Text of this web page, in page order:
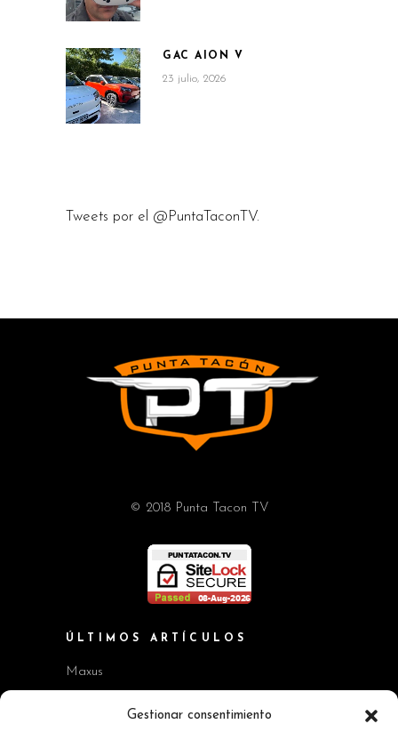
Gestionar consentimiento
GAC AION V
23 julio, 2026
Tweets por el @PuntaTaconTV.
© 2018 Punta Tacon TV
ÚLTIMOS ARTÍCULOS
Maxus
Workshop BMW Neue Klasse